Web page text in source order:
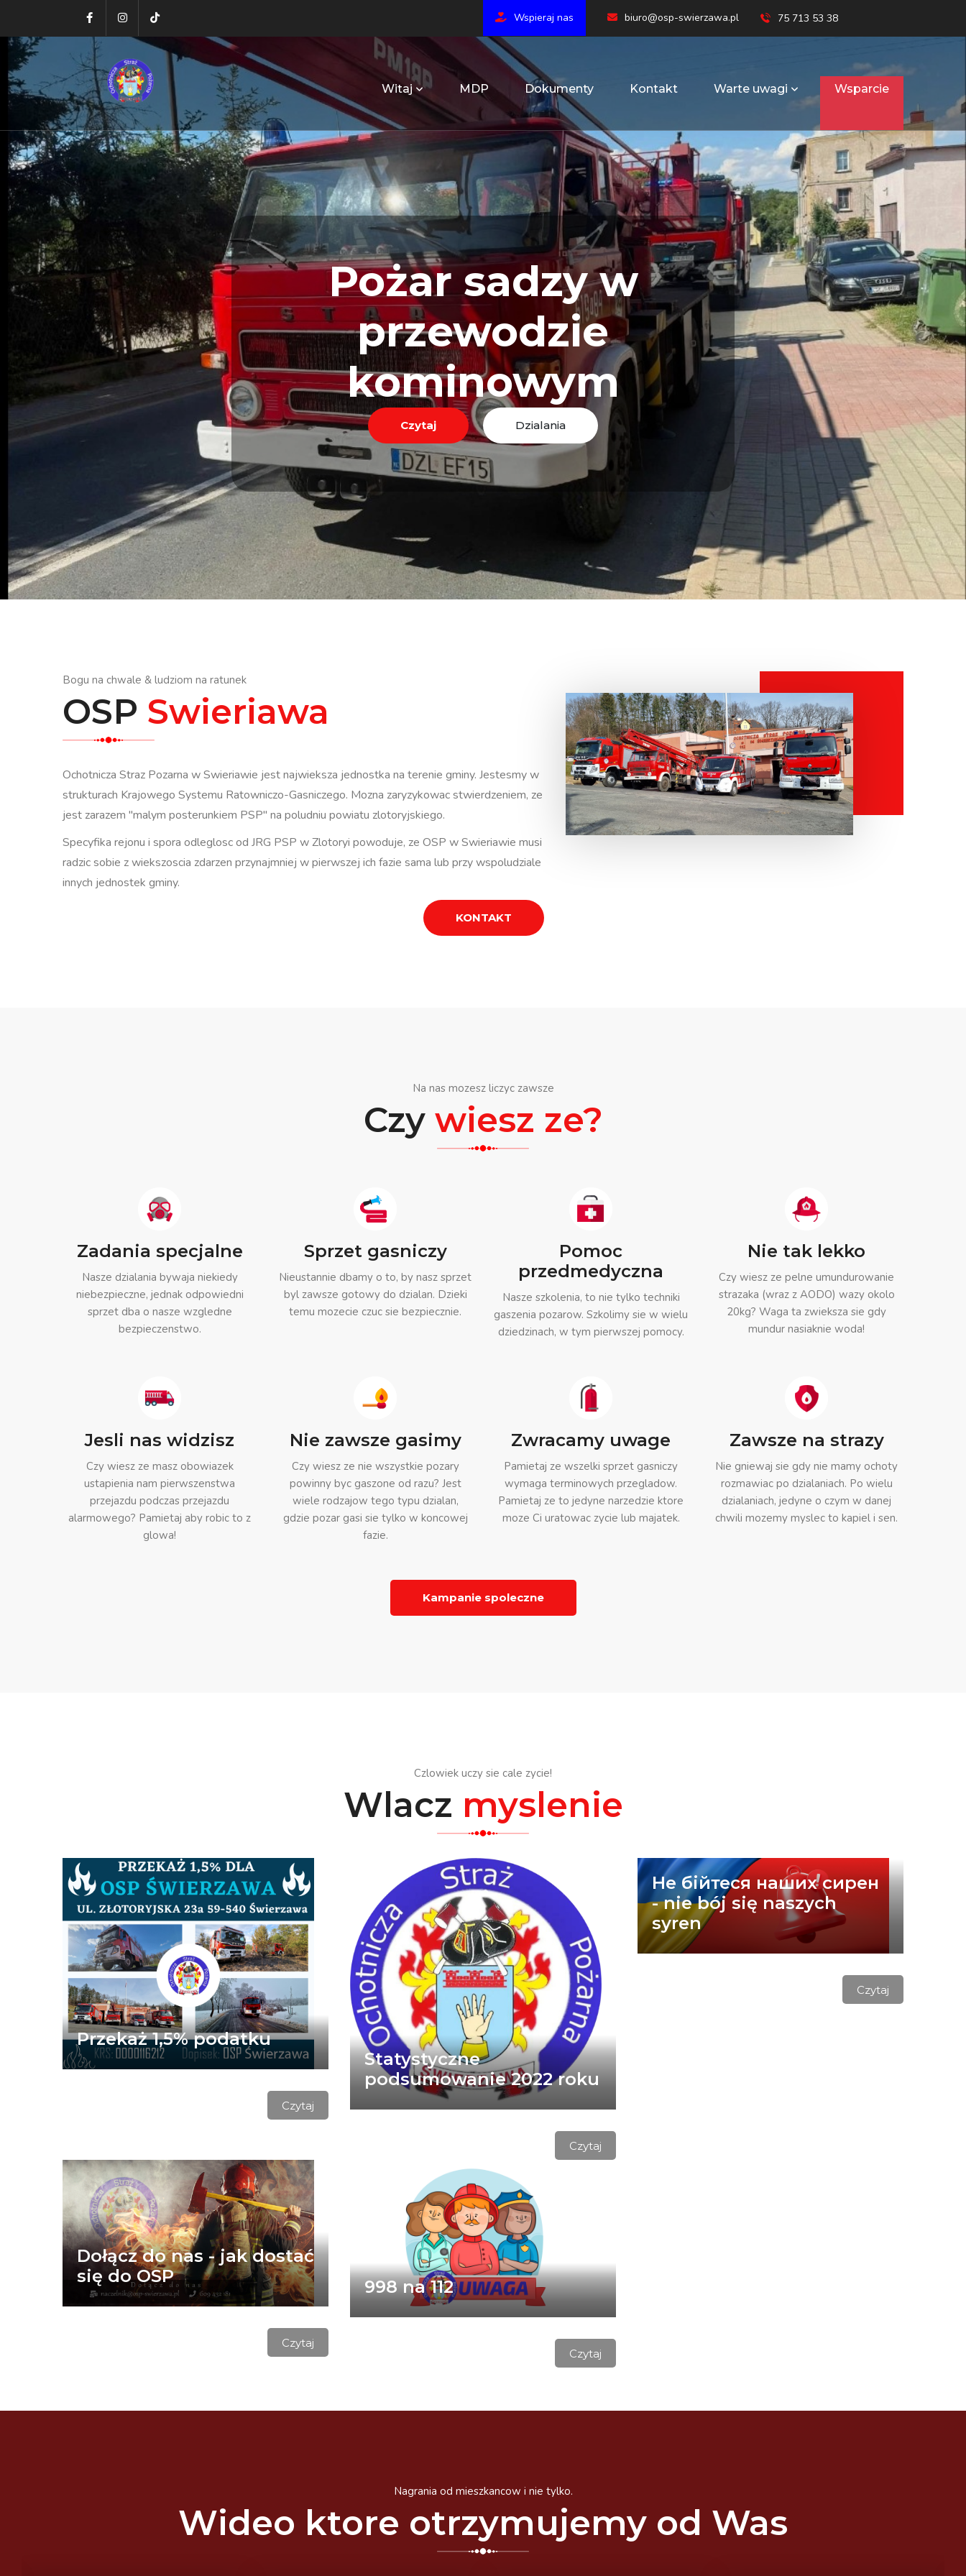
Wspieraj nas biuro@osp-swierzawa.pl 75 713 53 38
Witaj MDP Dokumenty Kontakt Warte uwagi Wsparcie
Pożar sadzy w
przewodzie
kominowym
Czytaj Dzialania
Bogu na chwale & ludziom na ratunek
OSP Swieriawa
Ochotnicza Straz Pozarna w Swieriawie jest najwieksza jednostka na terenie gminy. Jestesmy w
strukturach Krajowego Systemu Ratowniczo-Gasniczego. Mozna zaryzykowac stwierdzeniem, ze
jest zarazem "malym posterunkiem PSP" na poludniu powiatu zlotoryjskiego.
Specyfika rejonu i spora odleglosc od JRG PSP w Zlotoryi powoduje, ze OSP w Swieriawie musi
radzic sobie z wiekszoscia zdarzen przynajmniej w pierwszej ich fazie sama lub przy wspoludziale
innych jednostek gminy.
KONTAKT
Na nas mozesz liczyc zawsze
Czy wiesz ze?
Zadania specjalne
Nasze dzialania bywaja niekiedy
niebezpieczne, jednak odpowiedni
sprzet dba o nasze wzgledne
bezpieczenstwo.
Sprzet gasniczy
Nieustannie dbamy o to, by nasz sprzet
byl zawsze gotowy do dzialan. Dzieki
temu mozecie czuc sie bezpiecznie.
Pomoc
przedmedyczna
Nasze szkolenia, to nie tylko techniki
gaszenia pozarow. Szkolimy sie w wielu
dziedzinach, w tym pierwszej pomocy.
Nie tak lekko
Czy wiesz ze pelne umundurowanie
strazaka (wraz z AODO) wazy okolo
20kg? Waga ta zwieksza sie gdy
mundur nasiaknie woda!
Jesli nas widzisz
Czy wiesz ze masz obowiazek
ustapienia nam pierwszenstwa
przejazdu podczas przejazdu
alarmowego? Pamietaj aby robic to z
glowa!
Nie zawsze gasimy
Czy wiesz ze nie wszystkie pozary
powinny byc gaszone od razu? Jest
wiele rodzajow tego typu dzialan,
gdzie pozar gasi sie tylko w koncowej
fazie.
Zwracamy uwage
Pamietaj ze wszelki sprzet gasniczy
wymaga terminowych przegladow.
Pamietaj ze to jedyne narzedzie ktore
moze Ci uratowac zycie lub majatek.
Zawsze na strazy
Nie gniewaj sie gdy nie mamy ochoty
rozmawiac po dzialaniach. Po wielu
dzialaniach, jedyne o czym w danej
chwili mozemy myslec to kapiel i sen.
Kampanie spoleczne
Czlowiek uczy sie cale zycie!
Wlacz myslenie
Przekaż 1,5% podatku
Czytaj
Statystyczne
podsumowanie 2022 roku
Czytaj
Не бійтеся наших сирен
- nie bój się naszych
syren
Czytaj
Dołącz do nas - jak dostać
się do OSP
Czytaj
998 na 112
Czytaj
Nagrania od mieszkancow i nie tylko.
Wideo ktore otrzymujemy od Was